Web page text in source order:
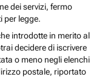
dei servizi, fermo
per legge.
introdotte in merito al
decidere di iscrivere
o meno negli elenchi
postale, riportato